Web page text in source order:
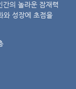
간의 놀라운 잠재력
와 성장에 초점을